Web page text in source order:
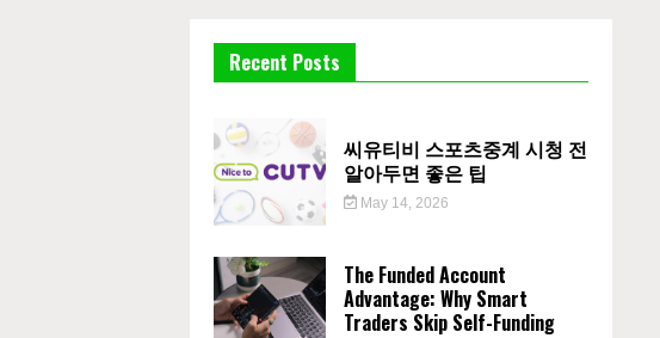
Recent Posts
씨유티비 스포츠중계 시청 전
알아두면 좋은 팁
May 14, 2026
The Funded Account
Advantage: Why Smart
Traders Skip Self-Funding